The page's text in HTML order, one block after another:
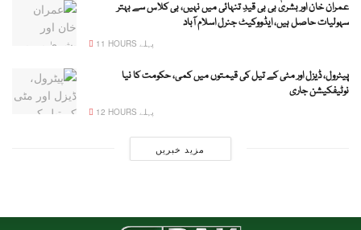
عمران خان اور بشریٰ بی بی قیدِ تنہائی میں نہیں، بی کلاس سے بہتر
سہولیات حاصل ہیں، ایڈووکیٹ جنرل اسلام آباد
11 HOURS پہلے
پیٹرول، ڈیزل اور مٹی کے تیل کی قیمتوں میں کمی، حکومت کا نیا
نوٹیفکیشن جاری
12 HOURS پہلے
مزید خبریں